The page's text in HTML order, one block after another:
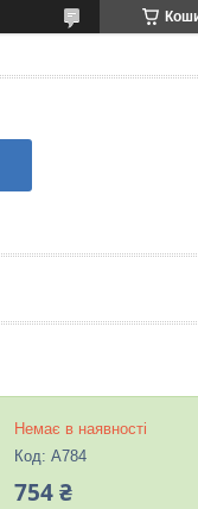
Немає в наявності
Код: A784
754 ₴